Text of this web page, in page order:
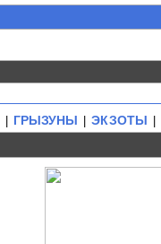
ГРЫЗУНЫ ЭКЗОТЫ